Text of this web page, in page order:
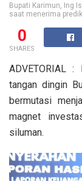
Bupati Karimun, Ing
saat menerima
0
SHARES
ADVETORIAL
tangan dingin
bermutasi
magnet
siluman.